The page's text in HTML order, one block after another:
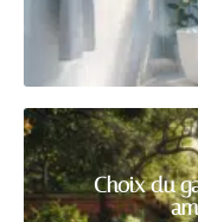
Choix du